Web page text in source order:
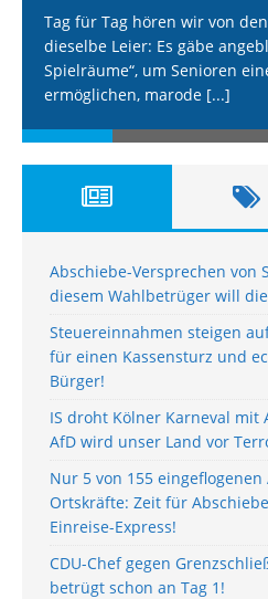
Tag für Tag hören wir von
dieselbe Leier: Es gäbe
Spielräume“, um Senioren
ermöglichen, marode [...]
Abschiebe-Versprechen von
diesem Wahlbetrüger will
Steuereinnahmen steigen
für einen Kassensturz und
Bürger!
IS droht Kölner Karneval mit
AfD wird unser Land vor
Nur 5 von 155
Ortskräfte: Zeit für
Einreise-Express!
CDU-Chef gegen
betrügt schon an Tag 1!